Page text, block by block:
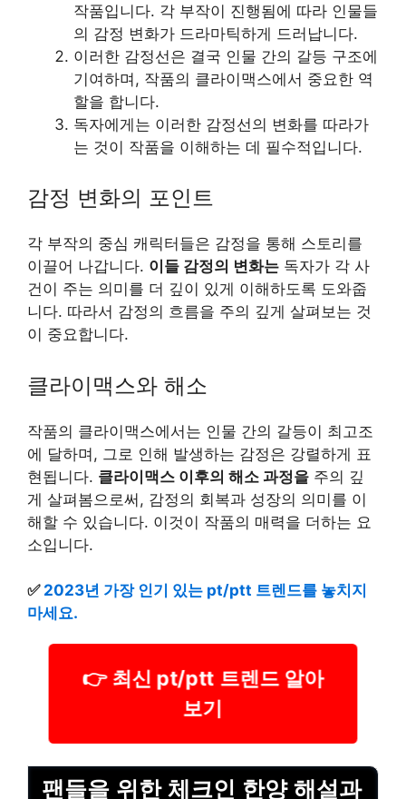
작품입니다. 각 부작이 진행됨에 따라 인물들
의 감정 변화가 드라마틱하게 드러납니다.
이러한 감정선은 결국 인물 간의 갈등 구조에
기여하며, 작품의 클라이맥스에서 중요한 역
할을 합니다.
독자에게는 이러한 감정선의 변화를 따라가
는 것이 작품을 이해하는 데 필수적입니다.
감정 변화의 포인트
각 부작의 중심 캐릭터들은 감정을 통해 스토리를
이끌어 나갑니다. 이들 감정의 변화는 독자가 각 사
건이 주는 의미를 더 깊이 있게 이해하도록 도와줍
니다. 따라서 감정의 흐름을 주의 깊게 살펴보는 것
이 중요합니다.
클라이맥스와 해소
작품의 클라이맥스에서는 인물 간의 갈등이 최고조
에 달하며, 그로 인해 발생하는 감정은 강렬하게 표
현됩니다. 클라이맥스 이후의 해소 과정을 주의 깊
게 살펴봄으로써, 감정의 회복과 성장의 의미를 이
해할 수 있습니다. 이것이 작품의 매력을 더하는 요
소입니다.
✅ 2023년 가장 인기 있는 pt/ptt 트렌드를 놓치지
마세요.
👉 최신 pt/ptt 트렌드 알아
보기
팬들을 위한 체크인 한양 해설과